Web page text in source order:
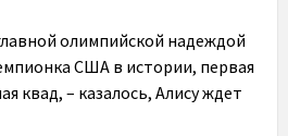
олимпийской надеждой
США в истории, первая
квад, – казалось, Алису ждет